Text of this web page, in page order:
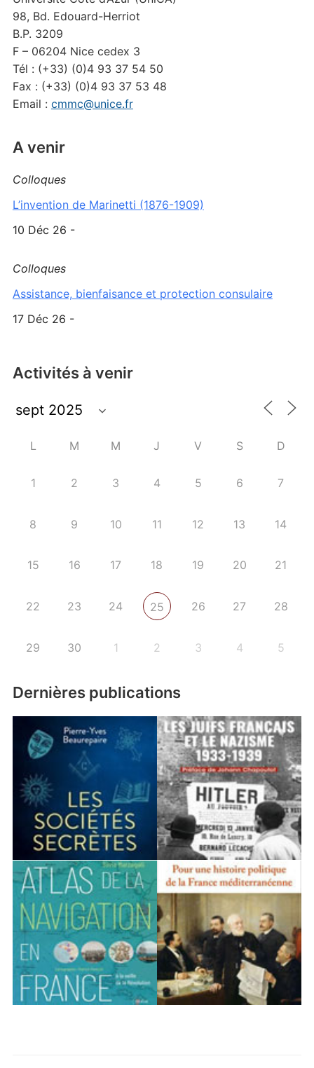
98, Bd. Edouard-Herriot
B.P. 3209
F – 06204 Nice cedex 3
Tél : (+33) (0)4 93 37 54 50
Fax : (+33) (0)4 93 37 53 48
Email : cmmc@unice.fr
A venir
Colloques
L’invention de Marinetti (1876-1909)
10 Déc 26 -
Colloques
Assistance, bienfaisance et protection consulaire
17 Déc 26 -
Activités à venir
L M M J V S D
1 2 3 4 5 6 7
8 9 10 11 12 13 14
15 16 17 18 19 20 21
22 23 24 25 26 27 28
29 30 1 2 3 4 5
Dernières publications